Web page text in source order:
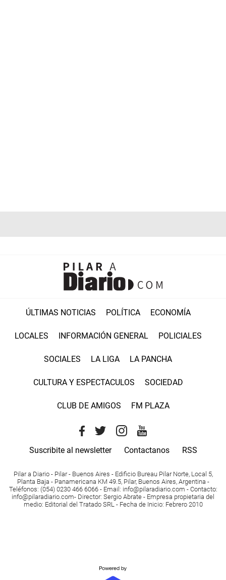
ÚLTIMAS NOTICIAS POLÍTICA ECONOMÍA
LOCALES INFORMACIÓN GENERAL POLICIALES
SOCIALES LA LIGA LA PANCHA
CULTURA Y ESPECTACULOS SOCIEDAD
CLUB DE AMIGOS FM PLAZA
Suscribite al newsletter Contactanos RSS
Pilar a Diario - Pilar - Buenos Aires - Edificio Bureau Pilar Norte, Local 5,
Planta Baja - Panamericana KM 49.5, Pilar, Buenos Aires, Argentina -
Teléfonos: (054) 0230 466 6066 - Email : info@pilaradiario.com - Contacto:
info@pilaradiario.com- Director: Sergio Abrate - Empresa propietaria del
medio: Editorial del Tratado SRL - Fecha de Inicio: Febrero 2010